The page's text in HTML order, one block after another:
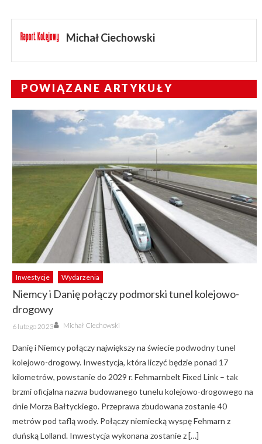
Michał Ciechowski
POWIĄZANE ARTYKUŁY
Inwestycje Wydarzenia
Niemcy i Danię połączy podmorski tunel kolejowo-
drogowy
Posted
on
6 lutego 2023 Author
Michał Ciechowski
Danię i Niemcy połączy największy na świecie podwodny tunel
kolejowo-drogowy. Inwestycja, która liczyć będzie ponad 17
kilometrów, powstanie do 2029 r. Fehmarnbelt Fixed Link – tak
brzmi oficjalna nazwa budowanego tunelu kolejowo-drogowego na
dnie Morza Bałtyckiego. Przeprawa zbudowana zostanie 40
metrów pod taflą wody. Połączy niemiecką wyspę Fehmarn z
duńską Lolland. Inwestycja wykonana zostanie z […]